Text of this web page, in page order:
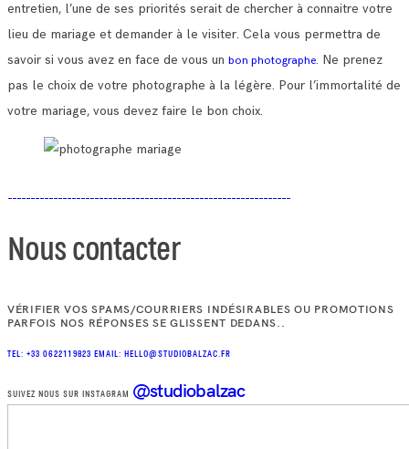
entretien, l’une de ses priorités serait de chercher à connaitre votre
lieu de mariage et demander à le visiter. Cela vous permettra de
savoir si vous avez en face de vous un bon photographe. Ne prenez
pas le choix de votre photographe à la légère. Pour l’immortalité de
votre mariage, vous devez faire le bon choix.
Nous contacter
VÉRIFIER VOS SPAMS/COURRIERS INDÉSIRABLES OU PROMOTIONS
PARFOIS NOS RÉPONSES SE GLISSENT DEDANS..
TEL: +33 0622119823 EMAIL: HELLO@STUDIOBALZAC.FR
SUIVEZ NOUS SUR INSTAGRAM @studiobalzac